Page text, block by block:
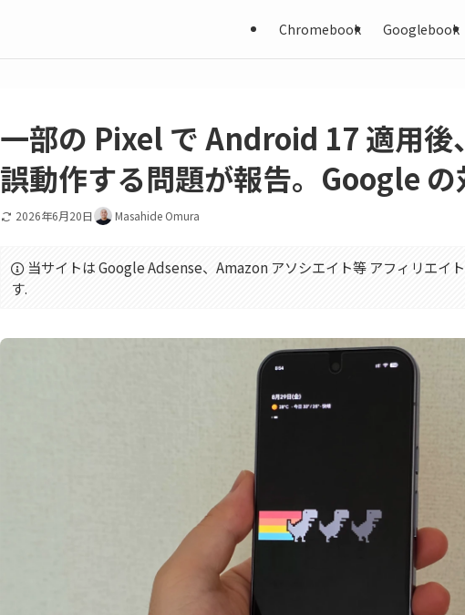
Chromebook Googlebook
一部の Pixel で Android 17 適用後
誤動作する問題が報告。Google
2026年6月20日 Masahide Omura
当サイトは Google Adsense、Amazon アソシエイト等 アフィリエイ
す.